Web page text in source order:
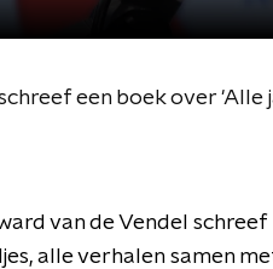
een boek over
van de Vendel
alle verhalen samen